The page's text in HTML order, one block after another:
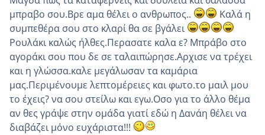
μπραβο σου.Βρε αμα θέλει ο ανθρωπος..
Καλά η
συμπεθέρα σου στο κλαρί θα σε βγάλει
Ρουλάκι καλώς ήλθες.Περασατε καλα ε? Μπράβο στο
αγοράκι σου που δε σε ταλαιπώρησε.Αρχισε να τρέχει
και η γλώσσα.καλε μεγάλωσαν τα καμάρια
μας.Περιμένουμε λεπτομέρειες και φωτο.το μαιλ μου
το έχεις? να σου στείλω και εγω.Οσο για το άλλο θέμα
αν θες γράψε στην ομάδα γιατί εδώ η Δανάη θέλει να
διαβάζει μόνο ευχάριστα!!!